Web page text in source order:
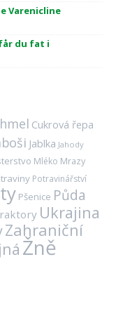
Varenicline
du fat i
Cukrová řepa
Jablka Jahody
Mléko Mrazy
Potravinářství
Pšenice Půda
Ukrajina
Zahraniční
Žně